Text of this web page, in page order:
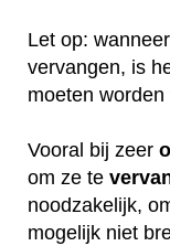
Let op:
vervangen, is
moeten worden
Vooral bij zeer
om ze te
noodzakelijk,
mogelijk niet